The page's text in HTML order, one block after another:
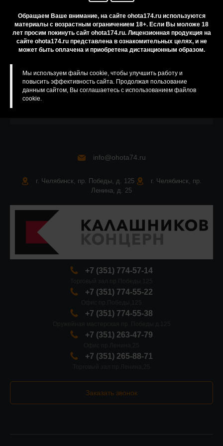
Обращаем Ваше внимание, на сайте ohota174.ru используются
материалы с возрастным ограничением 18+. Если Вы моложе 18
лет просим покинуть сайт ohota174.ru. Лицензионная продукция на
сайте ohota174.ru представлена в ознакомительных целях, и не
может быть оплачена и приобретена дистанционным образом.
Мы используем файлы cookie, чтобы улучшить работу и
повысить эффективность сайта. Продолжая пользование
данным сайтом, Вы соглашаетесь с использованием файлов
cookie.
Резервирование
Приобретение лицензионных товаров
Карта сайта
info@ohota74.ru
г. Челябинск, пр. Победы, д. 125
г. Челябинск, пр.
Ленина, д. 25
+7 (351) 774-57-14
+7 (351) 774-55-22
+7 (351) 774-55-38
+7 (351) 263-47-79
+7 (351) 265-88-71
Заказать звонок